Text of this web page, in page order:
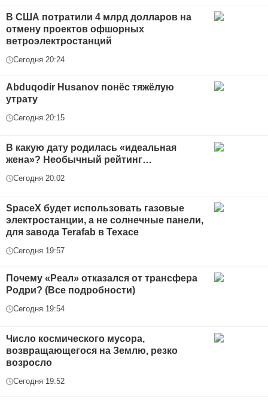
В США потратили 4 млрд долларов на
отмену проектов офшорных
ветроэлектростанций
Сегодня 20:24
Abduqodir Husanov понёс тяжёлую
утрату
Сегодня 20:15
В какую дату родилась «идеальная
жена»? Необычный рейтинг…
Сегодня 20:02
SpaceX будет использовать газовые
электростанции, а не солнечные панели,
для завода Terafab в Техасе
Сегодня 19:57
Почему «Реал» отказался от трансфера
Родри? (Все подробности)
Сегодня 19:54
Число космического мусора,
возвращающегося на Землю, резко
возросло
Сегодня 19:52